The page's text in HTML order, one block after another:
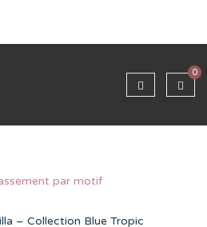
0
par motif
– Collection Blue Tropic